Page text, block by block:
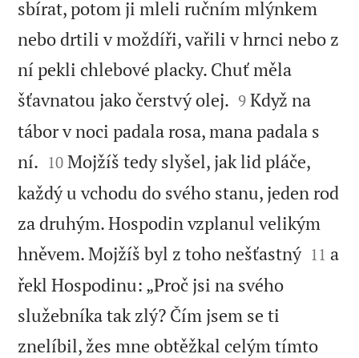
sbírat, potom ji mleli ručním mlýnkem
nebo drtili v moždíři, vařili v hrnci nebo z
ní pekli chlebové placky. Chuť měla
šťavnatou jako čerstvý olej. 

9 Když na
tábor v noci padala rosa, mana padala s
ní. 

10 Mojžíš tedy slyšel, jak lid pláče,
každý u vchodu do svého stanu, jeden rod
za druhým. Hospodin vzplanul velikým
hněvem. Mojžíš byl z toho nešťastný
11 a
řekl Hospodinu: „Proč jsi na svého
služebníka tak zlý? Čím jsem se ti
znelíbil, žes mne obtěžkal celým tímto